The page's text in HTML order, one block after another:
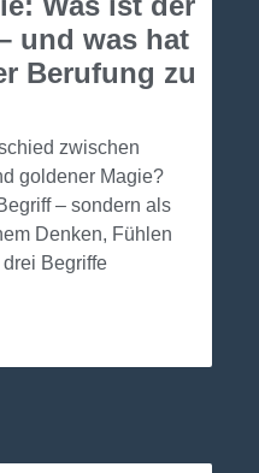
und was hat
Berufung zu
zwischen
goldener Magie?
– sondern als
Denken, Fühlen
Begriffe